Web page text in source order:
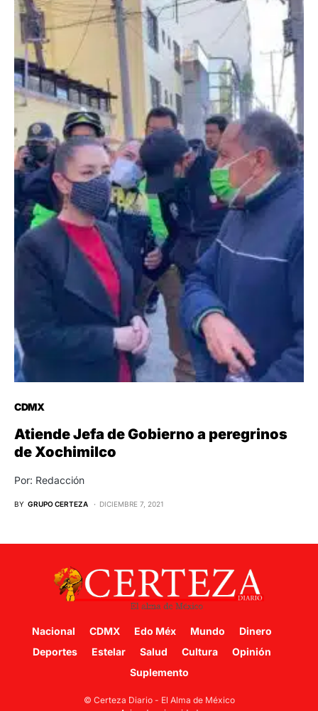
CDMX
Atiende Jefa de Gobierno a peregrinos
de Xochimilco
Por: Redacción
BY GRUPO CERTEZA DICIEMBRE 7, 2021
Nacional CDMX Edo Méx Mundo
Dinero
Deportes
Estelar Salud Cultura
Opinión
Suplemento
© Certeza Diario - El Alma de México